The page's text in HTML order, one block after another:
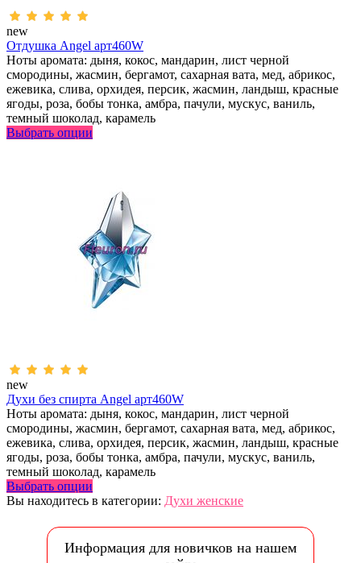
new
Отдушка Angel арт460W
Ноты аромата: дыня, кокос, мандарин, лист черной
смородины, жасмин, бергамот, сахарная вата, мед, абрикос,
ежевика, слива, орхидея, персик, жасмин, ландыш, красные
ягоды, роза, бобы тонка, амбра, пачули, мускус, ваниль,
темный шоколад, карамель
Выбрать опции
new
Духи без спирта Angel арт460W
Ноты аромата: дыня, кокос, мандарин, лист черной
смородины, жасмин, бергамот, сахарная вата, мед, абрикос,
ежевика, слива, орхидея, персик, жасмин, ландыш, красные
ягоды, роза, бобы тонка, амбра, пачули, мускус, ваниль,
темный шоколад, карамель
Выбрать опции
Вы находитесь в категории: Духи женские
Информация для новичков на нашем